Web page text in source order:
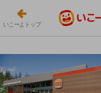
いこーよトップ